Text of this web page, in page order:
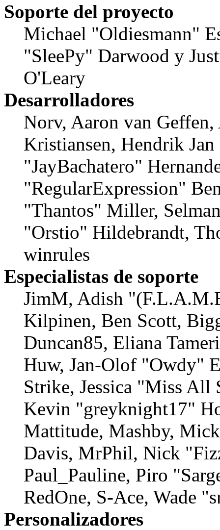
Soporte del proyecto
Michael "Oldiesmann"
"SleePy" Darwood y
O'Leary
Desarrolladores
Norv, Aaron van
Kristiansen, Hendrik
"JayBachatero"
"RegularExpression"
"Thantos" Miller,
"Orstio" Hildebrandt,
winrules
Especialistas de soporte
JimM, Adish
Kilpinen, Ben Scott,
Duncan85, Eliana
Huw, Jan-Olof "Owdy"
Strike, Jessica "Miss All
Kevin "greyknight17"
Mattitude, Mashby,
Davis, MrPhil, Nick
Paul_Pauline, Piro
RedOne, S-Ace, Wade
Personalizadores